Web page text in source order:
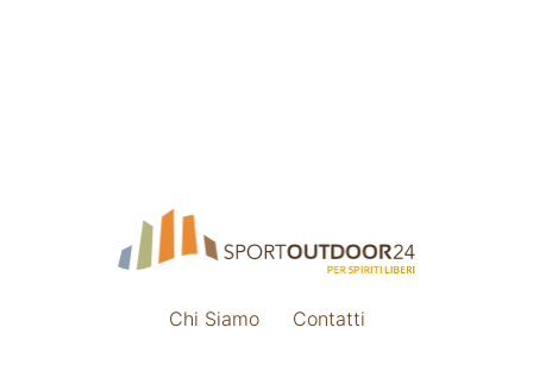
Chi Siamo Contatti